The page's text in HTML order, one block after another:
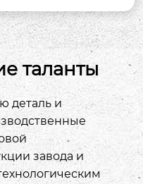
таланты
деталь и
завода и